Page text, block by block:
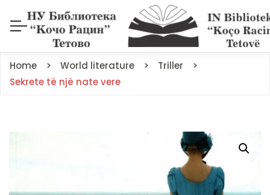
Home World literature
Triller
Sekrete të një nate vere